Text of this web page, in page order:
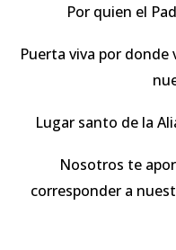
Por quien el
Puerta viva por donde
Lugar santo de la
Nosotros te
corresponder a